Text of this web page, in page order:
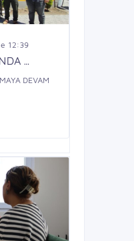
12:39
...
DEVAM